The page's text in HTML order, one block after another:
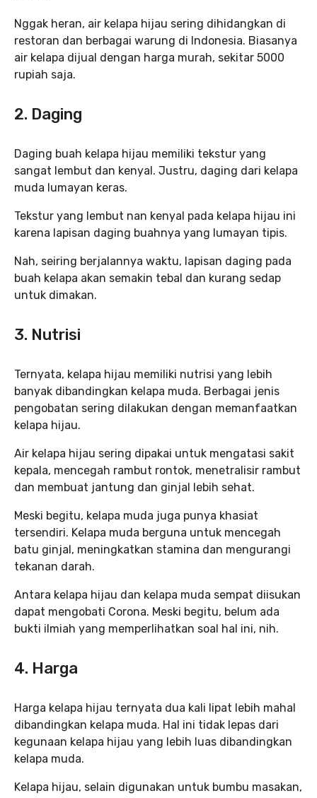
Nggak heran, air kelapa hijau sering dihidangkan di
restoran dan berbagai warung di Indonesia. Biasanya
air kelapa dijual dengan harga murah, sekitar 5000
rupiah saja.
2. Daging
Daging buah kelapa hijau memiliki tekstur yang
sangat lembut dan kenyal. Justru, daging dari kelapa
muda lumayan keras.
Tekstur yang lembut nan kenyal pada kelapa hijau ini
karena lapisan daging buahnya yang lumayan tipis.
Nah, seiring berjalannya waktu, lapisan daging pada
buah kelapa akan semakin tebal dan kurang sedap
untuk dimakan.
3. Nutrisi
Ternyata, kelapa hijau memiliki nutrisi yang lebih
banyak dibandingkan kelapa muda. Berbagai jenis
pengobatan sering dilakukan dengan memanfaatkan
kelapa hijau.
Air kelapa hijau sering dipakai untuk mengatasi sakit
kepala, mencegah rambut rontok, menetralisir rambut
dan membuat jantung dan ginjal lebih sehat.
Meski begitu, kelapa muda juga punya khasiat
tersendiri. Kelapa muda berguna untuk mencegah
batu ginjal, meningkatkan stamina dan mengurangi
tekanan darah.
Antara kelapa hijau dan kelapa muda sempat diisukan
dapat mengobati Corona. Meski begitu, belum ada
bukti ilmiah yang memperlihatkan soal hal ini, nih.
4. Harga
Harga kelapa hijau ternyata dua kali lipat lebih mahal
dibandingkan kelapa muda. Hal ini tidak lepas dari
kegunaan kelapa hijau yang lebih luas dibandingkan
kelapa muda.
Kelapa hijau, selain digunakan untuk bumbu masakan,